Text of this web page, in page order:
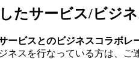
たサービス/ビジ
ービスとのビジネスコラボレ
ネスを行なっている方は、ご